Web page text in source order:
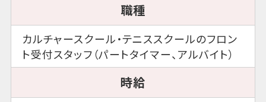
職種
カルチャースクール・テニススクールのフロン
ト受付スタッフ（パートタイマー、アルバイト）
時給